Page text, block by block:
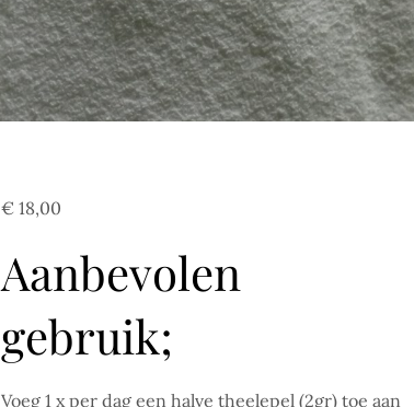
€ 18,00
Aanbevolen
gebruik;
Voeg 1 x per dag een halve theelepel (2gr) toe aan